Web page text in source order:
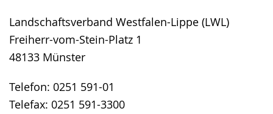
Landschaftsverband Westfalen-Lippe (LWL)
Freiherr-vom-Stein-Platz 1
48133 Münster
Telefon: 0251 591-01
Telefax: 0251 591-3300